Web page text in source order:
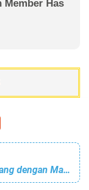
Batam Jajaki Peluang Kerja Sama Dagang dengan Malaysia, Dorong Investasi dan Ekspor